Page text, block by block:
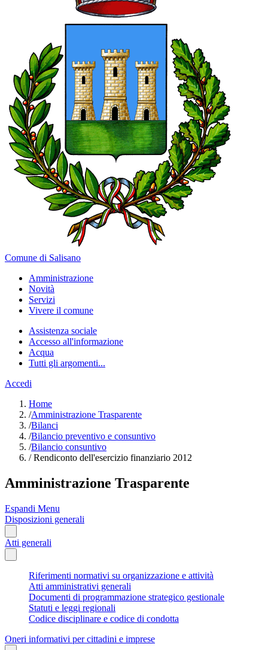
Comune di Salisano
Amministrazione
Novità
Servizi
Vivere il comune
Assistenza sociale
Accesso all'informazione
Acqua
Tutti gli argomenti...
Accedi
Home
/Amministrazione Trasparente
/Bilanci
/Bilancio preventivo e consuntivo
/Bilancio consuntivo
/Rendiconto dell'esercizio finanziario 2012
Amministrazione Trasparente
Espandi Menu
Disposizioni generali
Atti generali
Riferimenti normativi su organizzazione e attività
Atti amministrativi generali
Documenti di programmazione strategico gestionale
Statuti e leggi regionali
Codice disciplinare e codice di condotta
Oneri informativi per cittadini e imprese